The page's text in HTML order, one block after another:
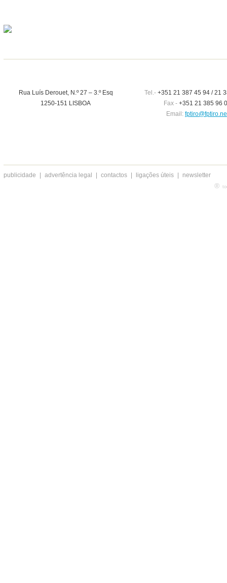
Rua Luís Derouet, N.º 27 – 3.º Esq
1250-151 LISBOA
Tel.-+351 21 387 45 94 / 21
Fax - +351 21 385 96
Email:
publicidade advertência legal contactos ligações úteis newsletter
®